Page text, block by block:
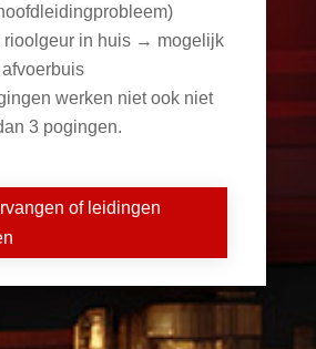
rioolgeur in huis → mogelijk
werken niet ook niet
3 pogingen.
of leidingen